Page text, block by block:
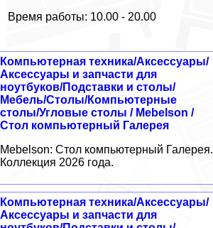
Время работы: 10.00 - 20.00
Компьютерная техника/Аксессуары/
Аксессуары и запчасти для
ноутбуков/Подставки и столы/
Мебель/Столы/Компьютерные
столы/Угловые столы / Mebelson /
Стол компьютерный Галерея
Mebelson: Стол компьютерный Галерея.
Коллекция 2026 года.
Компьютерная техника/Аксессуары/
Аксессуары и запчасти для